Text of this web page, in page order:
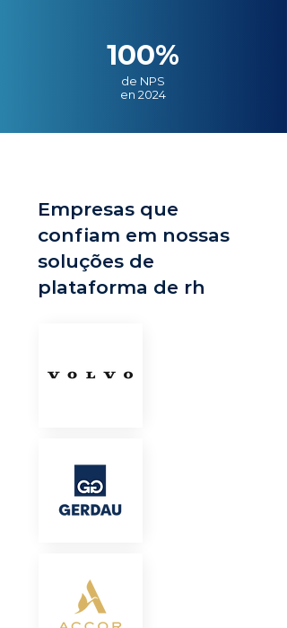
100%
de NPS
en 2024
Empresas que
confiam em nossas
soluções de
plataforma de rh